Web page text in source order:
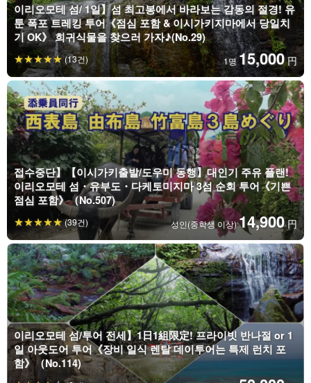
이리오모테 섬/ 1일】섬 최고봉에서 바라보는 감동의 절경! 유
툰 폭포 트레킹 투어《점심 포함 & 이시가키지마에서 당일치
기 OK》 희귀식물을 찾으러 가자♪(No.29)
1명15,000 円
(13건)
접수중단】【이시가키출발/도우미 동행】대인기 주유 플랜!
이리오모테 섬・유부도・다케토미지마 3섬 순회 투어《기쁜
점심 포함》（No.507)
성인(중학생 이상)14,900 円
(39건)
이리오모테 섬/투어 전세】1日1組限定! 프라이빗 반나절 or 1
일 아웃도어 투어《장비 일식 렌탈 데이투어는 특제 런치 포
함》（No.114)